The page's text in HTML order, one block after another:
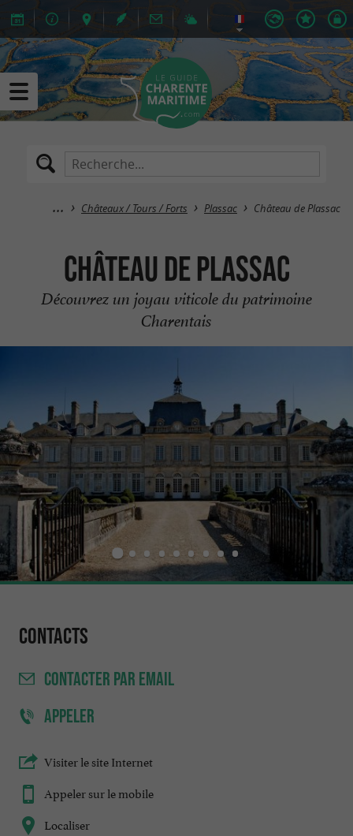
Châteaux / Tours / Forts Plassac Château de Plassac
Château de Plassac
Découvrez un joyau viticole du patrimoine
Charentais
Contacts
CONTACTER PAR EMAIL
APPELER
Visiter le site Internet
Appeler sur le mobile
Localiser